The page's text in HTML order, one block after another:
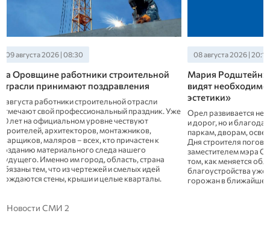
08 августа 2026 | 20:10
Мария Родштейн: «Все больше людей
видят необходимость городской
эстетики»
Орел развивается не только за счет новых зданий
и дорог, но и благодаря вниманию к деталям:
паркам, дворам, освещению улиц. В преддверии
Дня строителя поговорили с первым
заместителем мэра Орла Марией Родштейн о
том, как меняется облик города, какие проекты
благоустройства уже реализованы и что ждет
горожан в ближайшем будущем.
08 августа 2026 |
«Орловский
бригадире
Один наш
известный,
Кроткий сказал
три категории: одни
пристраиваются,
точнее не скажешь.
мой рассказ –
прямом значении
жизнь, семью,
добился многого –
Новости СМИ 2